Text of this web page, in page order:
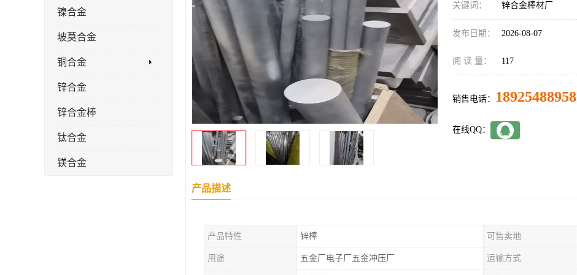
镍合金
坡莫合金
铜合金
锌合金
锌合金棒
钛合金
镁合金
关键词： 锌合金棒材厂
发布日期： 2026-08-07
阅 读 量： 117
销售电话： 18925488958
在线QQ：
产品描述
产品特性 锌棒 可售卖地
用途 五金厂电子厂五金冲压厂 运输方式